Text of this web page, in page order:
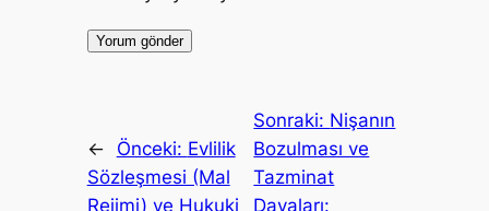
← Önceki: Evlilik
Sözleşmesi (Mal
Rejimi) ve Hukuki
Sonraki: Nişanın
Bozulması ve
Tazminat
Davaları: